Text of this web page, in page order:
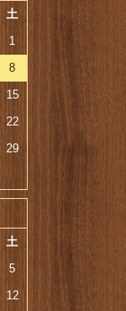
土
1
8
15
22
29
土
5
12